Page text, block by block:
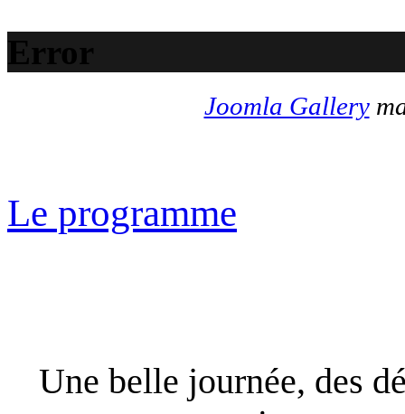
Error
Joomla Gallery
Le programme
Une belle journée, des